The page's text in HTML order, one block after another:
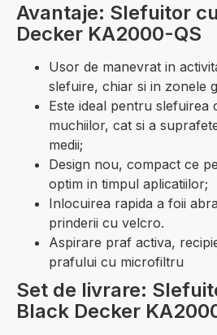
Avantaje: Slefuitor
Decker KA2000-QS
Usor de manevrat in
slefuire, chiar si in zonele
Este ideal pentru slefuirea
muchiilor, cat si a
medii;
Design nou, compact ce
optim in timpul aplicatiilor;
Inlocuirea rapida a foii
prinderii cu velcro.
Aspirare praf activa,
prafului cu microfiltru
Set de livrare:
Black Decker